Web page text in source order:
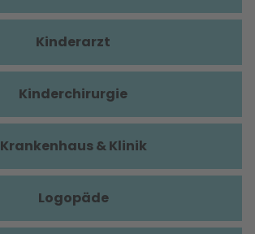
Kinderarzt
Kinderchirurgie
Krankenhaus & Klinik
Logopäde